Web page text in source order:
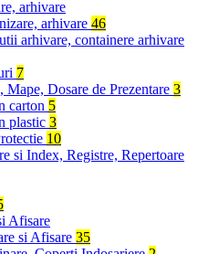
arhivare 46
arhivare, containere arhivare
7
Mape, Dosare de Prezentare 3
carton 5
plastic 3
10
si Index, Registre, Repertoare
si Afisare 35